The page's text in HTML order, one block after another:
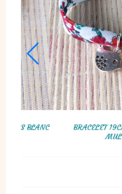
MANCHETTE MULTI-